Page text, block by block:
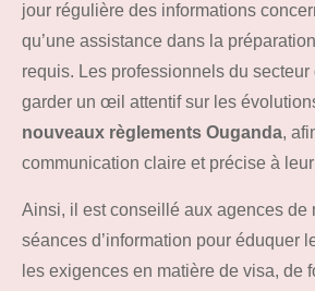
jour régulière des informations
qu’une assistance dans la
requis. Les professionnels du
garder un œil attentif sur les
nouveaux règlements Ouganda,
communication claire et précise à
Ainsi, il est conseillé aux agences de
séances d’information pour éduquer
les exigences en matière de visa, de